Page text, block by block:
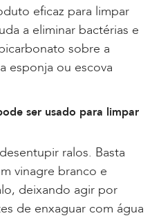
eficaz para limpar
a eliminar bactérias e
sobre a
esponja ou escova
ser usado para limpar
ralos. Basta
vinagre branco e
deixando agir por
de enxaguar com água